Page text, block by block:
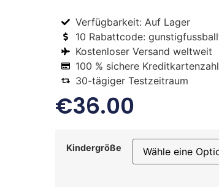
Verfügbarkeit: Auf Lager
10 Rabattcode:
Kostenloser Versand weltweit
100 % sichere
30-tägiger Testzeitraum
€36.00
Kindergröße